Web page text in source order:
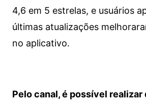
4,6 em 5 estrelas, e usuários
últimas atualizações
no aplicativo.
Pelo canal, é possível realizar